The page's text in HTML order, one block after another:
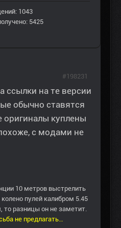
1043
5425
ссылки на те версии
обычно ставятся
куплены
с модами не
10 метров выстрелить
пулей калибром 5.45
разницы он не заметит.
не предлагать…
#198231